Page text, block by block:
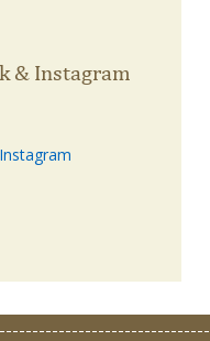
& Instagram